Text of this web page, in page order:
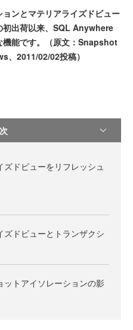
ンとマテリアライズドビュー
初出荷以来、SQL Anywhere
機能です。（原文：Snapshot
2011/02/02投稿）
ズドビューをリフレッシュ
ズドビューとトランザクシ
ットアイソレーションの影